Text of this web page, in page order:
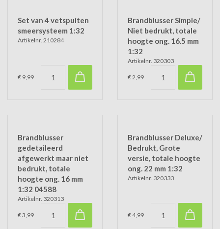
Set van 4 vetspuiten
smeersysteem 1:32
Artikelnr. 210284
€ 9,99
Brandblusser Simple/
Niet bedrukt, totale
hoogte ong. 16.5 mm
1:32
Artikelnr. 320303
€ 2,99
Brandblusser
gedetaileerd
afgewerkt maar niet
bedrukt, totale
hoogte ong. 16 mm
1:32 04588
Artikelnr. 320313
€ 3,99
Brandblusser Deluxe/
Bedrukt, Grote
versie, totale hoogte
ong. 22 mm 1:32
Artikelnr. 320333
€ 4,99